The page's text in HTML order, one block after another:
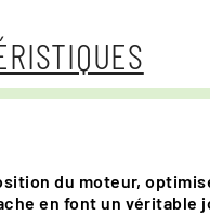
du moteur,
en font un véritable